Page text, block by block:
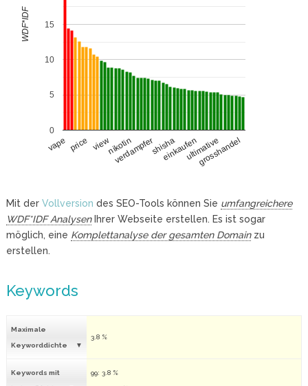
vape price viewnikotin
verdampfershisha
einkaufenultimative
grosshandel
0
5
10
15
WDF*IDF
Mit der Vollversion des SEO-Tools können Sie umfangreichere
WDF*IDF AnalysenIhrer Webseite erstellen. Es ist sogar
möglich, eine Komplettanalyse der gesamten Domainzu
erstellen.
Keywords
Maximale
Keyworddichte
3.8 %
Keywords mit 99: 3.8 %